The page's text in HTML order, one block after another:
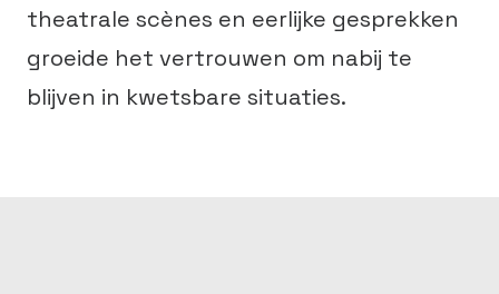
theatrale scènes en eerlijke gesprekken
groeide het vertrouwen om nabij te
blijven in kwetsbare situaties.